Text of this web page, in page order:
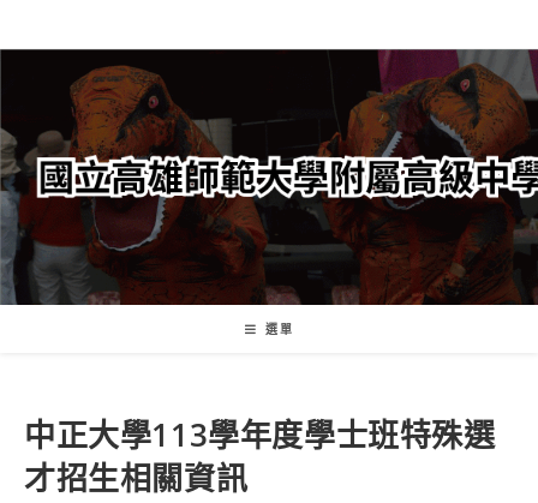
轉
要
內
容
選單
中正大學113學年度學士班特殊選
才招生相關資訊